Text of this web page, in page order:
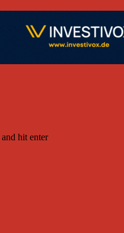
Subscribe to RSS
hit enter